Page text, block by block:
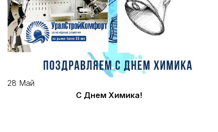
28 Май
С Днем Химика!